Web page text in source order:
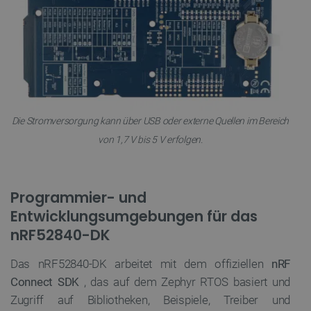
Die Stromversorgung kann über USB oder externe Quellen im Bereich
von 1,7 V bis 5 V erfolgen.
Programmier- und
Entwicklungsumgebungen für das
nRF52840-DK
Das nRF52840-DK arbeitet mit dem offiziellen nRF
Connect SDK , das auf dem Zephyr RTOS basiert und
Zugriff auf Bibliotheken, Beispiele, Treiber und
die Website nicht ordnungsgemäß verwendet
werden.
Name
Anbieter
Domäne
VISITOR_PRIVACY_METADATA
YouTube
.youtube.com
critAccountId
Datenschutzerklärung von Google